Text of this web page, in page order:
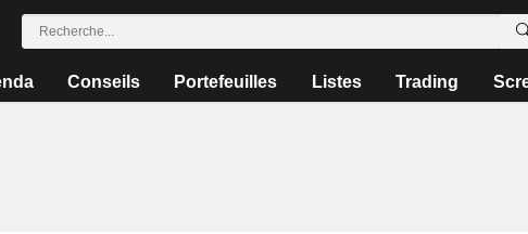
Conseils Portefeuilles Listes Trading